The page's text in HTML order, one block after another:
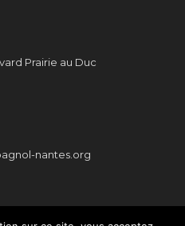
Prairie au Duc
nantes.org